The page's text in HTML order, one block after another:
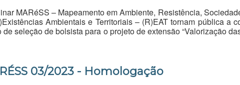
MARéSS – Mapeamento em Ambiente, Resistência,
Ambientais e Territoriais – (R)EAT tornam pública a
seleção de bolsista para o projeto de extensão “Valorização
03/2023 - Homologação